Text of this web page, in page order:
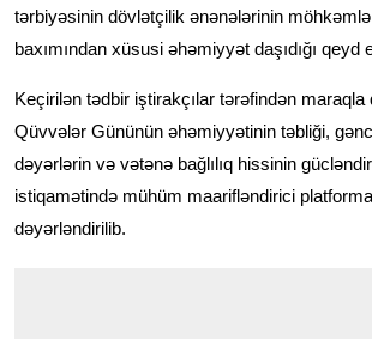
tərbiyəsinin dövlətçilik ənənələrinin
baxımından xüsusi əhəmiyyət daşıdığı qeyd
Keçirilən tədbir iştirakçılar tərəfindən maraqla
Qüvvələr Gününün əhəmiyyətinin təbliği,
dəyərlərin və vətənə bağlılıq hissinin
istiqamətində mühüm maarifləndirici
dəyərləndirilib.